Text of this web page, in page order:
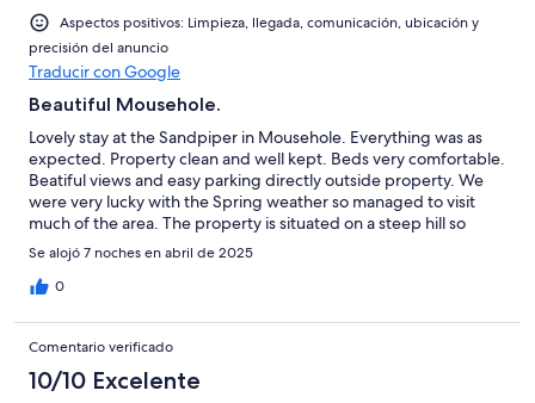
Aspectos positivos: Limpieza, llegada, comunicación, ubicación y
precisión del anuncio
Traducir con Google
Beautiful Mousehole.
Lovely stay at the Sandpiper in Mousehole. Everything was as
expected. Property clean and well kept. Beds very comfortable.
Beatiful views and easy parking directly outside property. We
were very lucky with the Spring weather so managed to visit
much of the area. The property is situated on a steep hill so
need to be physically fit if you are walking.
Se alojó 7 noches en abril de 2025
0
Comentario verificado
10/10 Excelente